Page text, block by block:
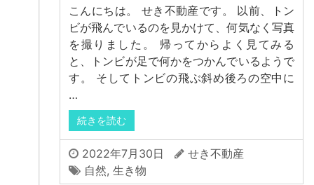
こんにちは。 せき不動産です。 以前、トン
ビが飛んでいるのを見かけて、何気なく写真
を撮りました。 帰ってからよく見てみる
と、トンビが足で何かをつかんでいるようで
す。 そしてトンビの飛ぶ斜め後ろの空中に
…
続きを読む
2022年7月30日
せき不動産
自然, 生き物